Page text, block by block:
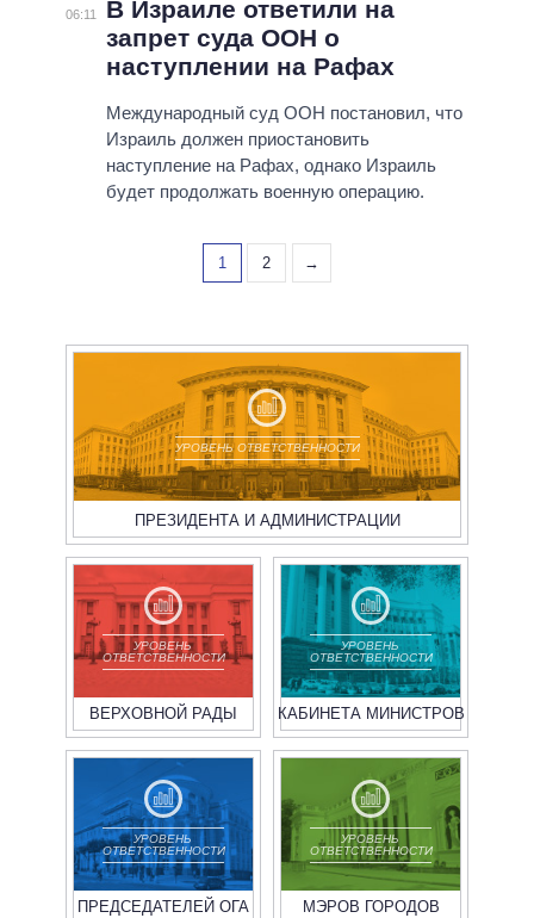
06:11
В Израиле ответили на
запрет суда ООН о
наступлении на Рафах
Международный суд ООН постановил, что
Израиль должен приостановить
наступление на Рафах, однако Израиль
будет продолжать военную операцию.
1 2 →
УРОВЕНЬ ОТВЕТСТВЕННОСТИ
ПРЕЗИДЕНТА И АДМИНИСТРАЦИИ
УРОВЕНЬ
ОТВЕТСТВЕННОСТИ
ВЕРХОВНОЙ РАДЫ
УРОВЕНЬ
ОТВЕТСТВЕННОСТИ
КАБИНЕТА МИНИСТРОВ
УРОВЕНЬ
ОТВЕТСТВЕННОСТИ
ПРЕДСЕДАТЕЛЕЙ ОГА
УРОВЕНЬ
ОТВЕТСТВЕННОСТИ
МЭРОВ ГОРОДОВ